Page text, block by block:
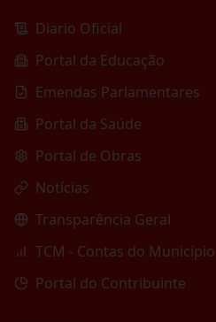
Diario Oficial
Portal da Educação
Emendas Parlamentares
Portal da Saúde
Portal de Obras
Notícias
Transparência Geral
TCM - Contas do Município
Portal do Contribuinte